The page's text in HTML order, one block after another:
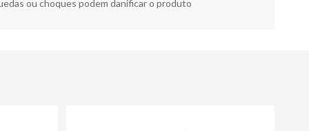
ou choques podem danificar o produto